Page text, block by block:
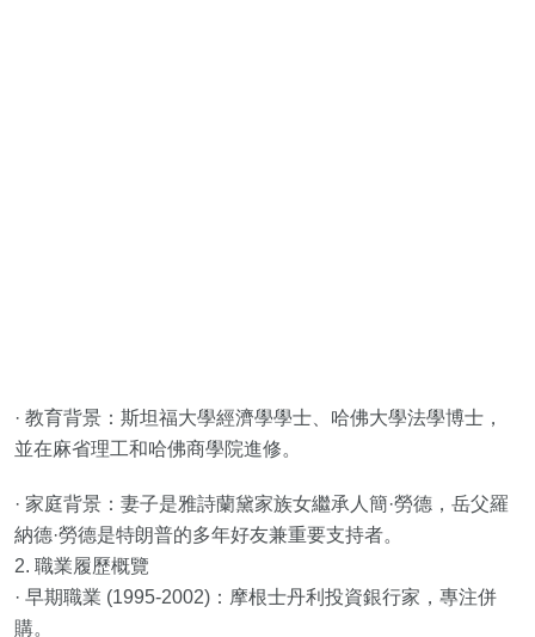
· 教育背景：斯坦福大學經濟學學士、哈佛大學法學博士，
並在麻省理工和哈佛商學院進修。
· 家庭背景：妻子是雅詩蘭黛家族女繼承人簡·勞德，岳父羅
納德·勞德是特朗普的多年好友兼重要支持者。
2. 職業履歷概覽
· 早期職業 (1995-2002)：摩根士丹利投資銀行家，專注併
購。